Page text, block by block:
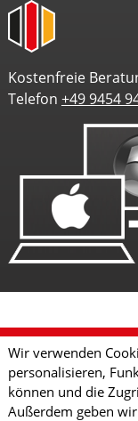
Kostenfreie
Telefon +49 9454
Wir verwenden
personalisieren,
können und die
Außerdem geben